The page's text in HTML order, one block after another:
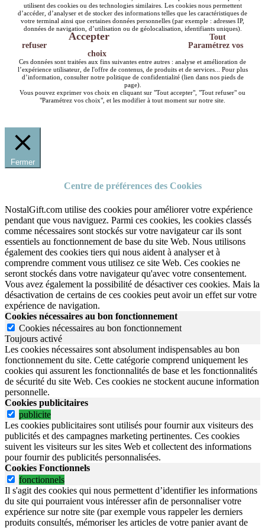
utilisent des cookies ou des technologies similaires. Les cookies nous permettent
d’accéder, d’analyser et de stocker des informations telles que les caractéristiques de
votre terminal ainsi que certaines données personnelles (par exemple : adresses IP,
données de navigation, d’utilisation ou de géolocalisation, identifiants uniques).
Accepter
Tout
refuser
Paramétrez vos
choix
Ces données sont traitées aux fins suivantes entre autres : analyse et amélioration de
l’expérience utilisateur, de l'offre de contenus, de produits et de services... Pour plus
d’information, consulter notre politique de confidentialité (lien dans nos pieds de
page).
Vous pouvez exprimer vos choix en cliquant sur "Tout accepter", "Tout refuser" ou
"Paramétrez vos choix", et les modifier à tout moment sur notre site.
Fermer
Centre de préférences des Cookies
NostalGift.com utilise des cookies pour améliorer votre expérience
pendant que vous naviguez. Parmi ces cookies, les cookies classés
comme nécessaires sont stockés sur votre navigateur car ils sont
essentiels au fonctionnement de base du site Web. Nous utilisons
également des cookies tiers qui nous aident à analyser et à
comprendre comment vous utilisez ce site Web. Ces cookies ne
seront stockés dans votre navigateur qu'avec votre consentement.
Vous avez également la possibilité de désactiver ces cookies. Mais la
désactivation de certains de ces cookies peut avoir un effet sur votre
expérience de navigation.
Cookies nécessaires au bon fonctionnement
Cookies nécessaires au bon fonctionnement
Toujours activé
Les cookies nécessaires sont absolument indispensables au bon
fonctionnement du site. Cette catégorie comprend uniquement les
cookies qui assurent les fonctionnalités de base et les fonctionnalités
de sécurité du site Web. Ces cookies ne stockent aucune information
personnelle.
Cookies publicitaires
publicite
Les cookies publicitaires sont utilisés pour fournir aux visiteurs des
publicités et des campagnes marketing pertinentes. Ces cookies
suivent les visiteurs sur les sites Web et collectent des informations
pour fournir des publicités personnalisées.
Cookies Fonctionnels
fonctionnels
Il s'agit des cookies qui nous permettent d’identifier les informations
du site qui pourraient vous intéresser afin de personnaliser votre
expérience sur notre site (par exemple vous rappeler les derniers
produits consultés, mémoriser les articles de votre panier avant de